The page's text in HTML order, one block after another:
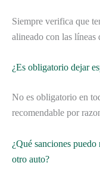
Siempre verifica que
alineado con las líneas
¿Es obligatorio dejar
No es obligatorio en
recomendable por
¿Qué sanciones
otro auto?